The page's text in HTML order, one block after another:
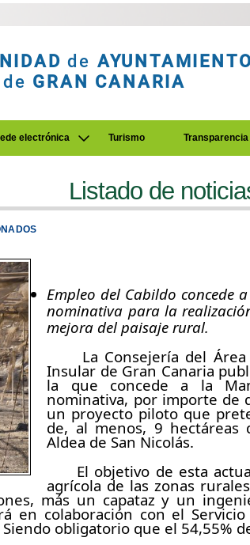
de
de GRAN CANARIA
electrónica Turismo Transparencia
Listado de
Empleo del Cabildo concede
nominativa para la
mejora del paisaje rural.
La Consejería del Área
Insular de Gran Canaria
la que concede a la
nominativa, por importe de
un proyecto piloto que
de, al menos, 9 hectáreas
Aldea de San Nicolás.
El objetivo de esta
agrícola de las zonas
más un capataz y un
en colaboración con el
obligatorio que el 54,55%